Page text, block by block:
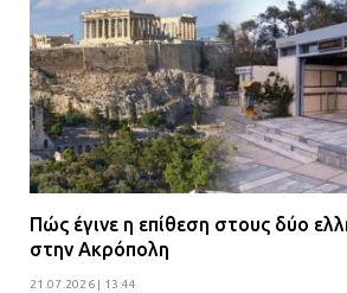
Πώς έγινε η επίθεση στους δύο
στην Ακρόπολη
21.07.2026 | 13:44